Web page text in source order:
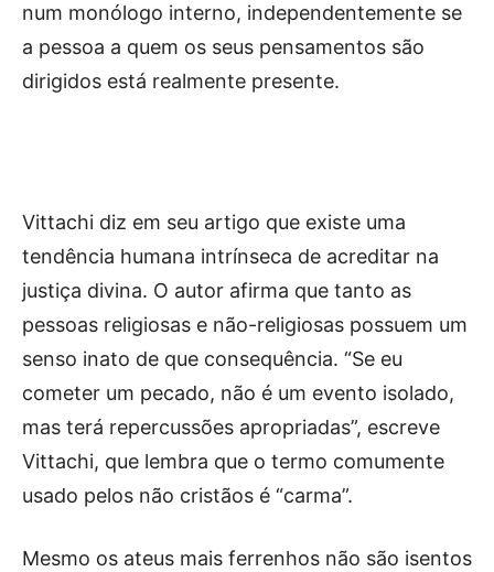
num monólogo interno, independentemente se
a pessoa a quem os seus pensamentos são
dirigidos está realmente presente.
Vittachi diz em seu artigo que existe uma
tendência humana intrínseca de acreditar na
justiça divina. O autor afirma que tanto as
pessoas religiosas e não-religiosas possuem um
senso inato de que consequência. “Se eu
cometer um pecado, não é um evento isolado,
mas terá repercussões apropriadas”, escreve
Vittachi, que lembra que o termo comumente
usado pelos não cristãos é “carma”.
Mesmo os ateus mais ferrenhos não são isentos